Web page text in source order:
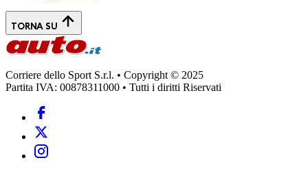
TORNA SU
Corriere dello Sport S.r.l. • Copyright © 2025
Partita IVA: 00878311000 • Tutti i diritti Riservati